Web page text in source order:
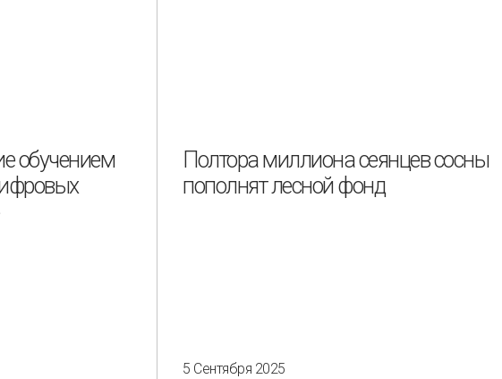
обучением
Полтора миллиона сеянцев сосны
пополнят лесной фонд
5 Сентября 2025